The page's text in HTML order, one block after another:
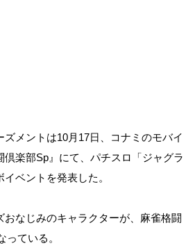
メントは10月17日、コナミのモバイ
倶楽部Sp』にて、パチスロ「ジャグラ
ベントを発表した。
おなじみのキャラクターが、麻雀格闘
ている。